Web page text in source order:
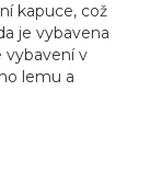
kapuce, což
je vybavena
vybavení v
lemu a